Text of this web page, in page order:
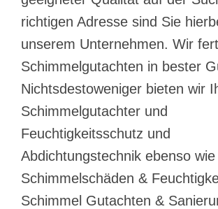
richtigen Adresse sind Sie
unserem Unternehmen. Wir
Schimmelgutachten in bester
Nichtsdestoweniger bieten wir
Schimmelgutachter und
Feuchtigkeitsschutz und
Abdichtungstechnik ebenso wie
Schimmelschäden &
Schimmel Gutachten &